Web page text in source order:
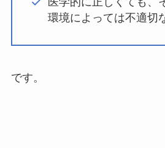
環境によっては不適切
です。